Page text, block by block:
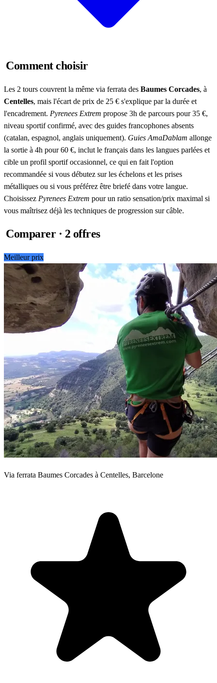
Comment choisir
Les 2 tours couvrent la même via ferrata des Baumes Corcades, à
Centelles, mais l'écart de prix de 25 € s'explique par la durée et
l'encadrement. Pyrenees Extrem propose 3h de parcours pour 35 €,
niveau sportif confirmé, avec des guides francophones absents
(catalan, espagnol, anglais uniquement). Guies AmaDablam allonge
la sortie à 4h pour 60 €, inclut le français dans les langues parlées et
cible un profil sportif occasionnel, ce qui en fait l'option
recommandée si vous débutez sur les échelons et les prises
métalliques ou si vous préférez être briefé dans votre langue.
Choisissez Pyrenees Extrem pour un ratio sensation/prix maximal si
vous maîtrisez déjà les techniques de progression sur câble.
Comparer · 2 offres
Meilleur prix
Via ferrata Baumes Corcades à Centelles, Barcelone